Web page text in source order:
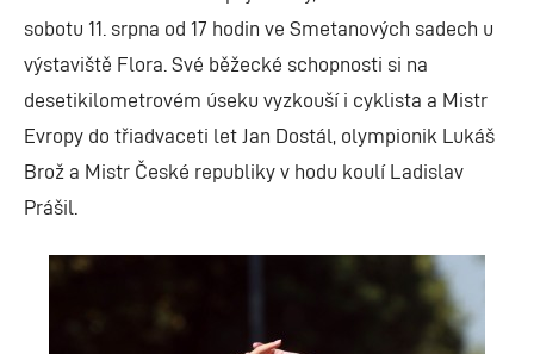
sobotu 11. srpna od 17 hodin ve Smetanových sadech u
výstaviště Flora. Své běžecké schopnosti si na
desetikilometrovém úseku vyzkouší i cyklista a Mistr
Evropy do třiadvaceti let Jan Dostál, olympionik Lukáš
Brož a Mistr České republiky v hodu koulí Ladislav
Prášil.